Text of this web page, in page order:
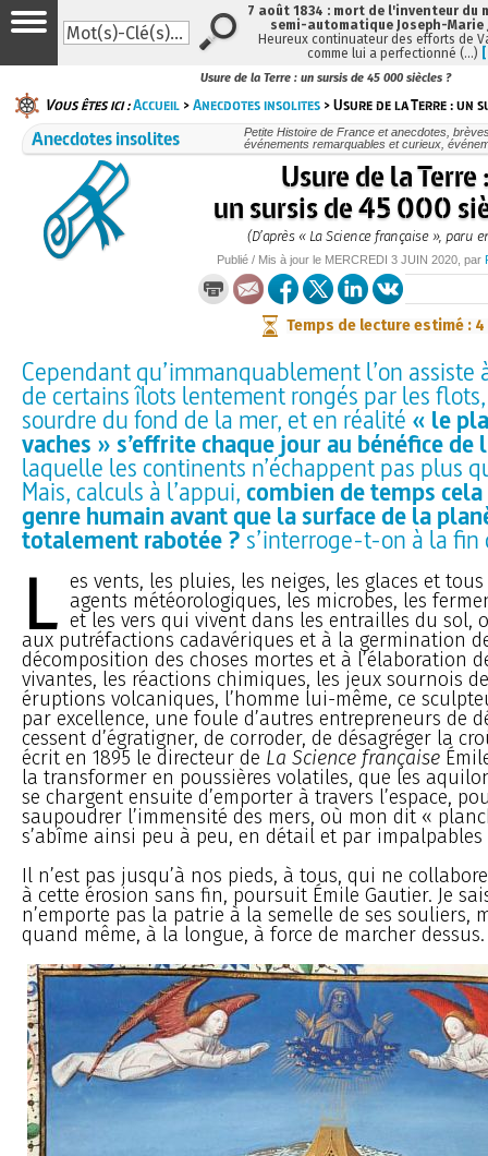
Usure de la Terre : un sursis de 45 000 siècles ?
Vous êtes ici :Accueil >Anecdotes insolites > Usure de la Terre : un
Anecdotes insolites
Petite Histoire de France et anecdotes,
événements remarquables et curieux,
Usure de la Terre
un sursis de 45 000
(D’après « La Science française », paru
Publié / Mis à jour le MERCREDI 3 JUIN 2020 , par
Temps de lecture estimé : 4
Cependant qu’immanquablement l’on assiste
de certains îlots lentement rongés par les
sourdre du fond de la mer, et en réalité « le
vaches » s’effrite chaque jour au bénéfice de
laquelle les continents n’échappent pas plus
Mais, calculs à l’appui,combien de temps
genre humain avant que la surface de la
totalement rabotée ?s’interroge-t-on à la fin
L es vents, les pluies, les neiges, les glaces et
agents météorologiques, les microbes, les
et les vers qui vivent dans les entrailles du sol,
aux putréfactions cadavériques et à la germination
décomposition des choses mortes et à l’élaboration
vivantes, les réactions chimiques, les jeux sournois
éruptions volcaniques, l’homme lui-même, ce
par excellence, une foule d’autres entrepreneurs de
cessent d’égratigner, de corroder, de désagréger la
écrit en 1895 le directeur de La Science française
la transformer en poussières volatiles, que les
se chargent ensuite d’emporter à travers l’espace,
saupoudrer l’immensité des mers, où mon dit «
s’abîme ainsi peu à peu, en détail et par
Il n’est pas jusqu’à nos pieds, à tous, qui ne
à cette érosion sans fin, poursuit Émile Gautier. Je
n’emporte pas la patrie à la semelle de ses souliers,
quand même, à la longue, à force de marcher dessus.
7 août 1834 : mort de l'inventeur du
semi-automatique Joseph-Marie
Heureux continuateur des efforts de
comme lui a perfectionné (…)